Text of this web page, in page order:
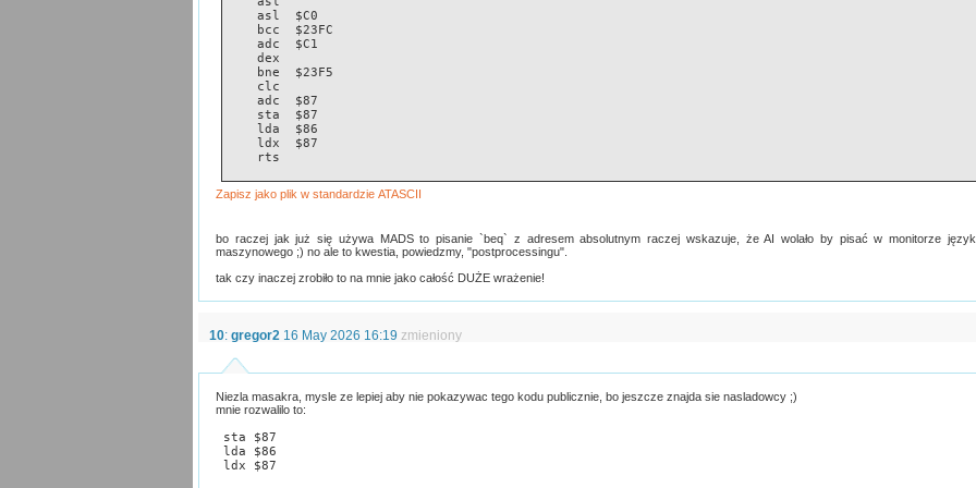
    asl  $C0
    bcc  $23FC
    adc  $C1
    dex
    bne  $23F5
    clc
    adc  $87
    sta  $87
    lda  $86
    ldx  $87
    rts
bo raczej jak już się używa MADS to pisanie `beq` z adresem absolutnym raczej wskazuje, że AI wolało by pisać w monitorze
maszynowego ;) no ale to kwestia, powiedzmy, "postprocessingu".
tak czy inaczej zrobiło to na mnie jako całość DUŻE wrażenie!
10: gregor2 16 May 2026 16:19 zmieniony
Niezla masakra, mysle ze lepiej aby nie pokazywac tego kodu publicznie, bo jeszcze znajda sie nasladowcy ;)
mnie rozwalilo to:
sta $87
lda $86
ldx $87